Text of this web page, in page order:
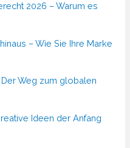
2026 – Warum es
– Wie Sie Ihre Marke
Weg zum globalen
Ideen der Anfang